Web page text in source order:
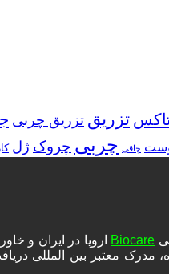
تزریق تزریق چربی
چاقی چربی چروک ژل
Biocare
اروپا در ایران و